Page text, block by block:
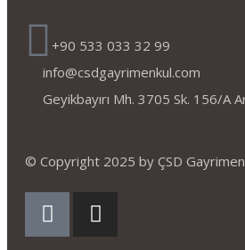
+90 533 033 32 99
info@csdgayrimenkul.com
Geyikbayırı Mh. 3705 Sk. 156/A
© Copyright 2025 by ÇSD